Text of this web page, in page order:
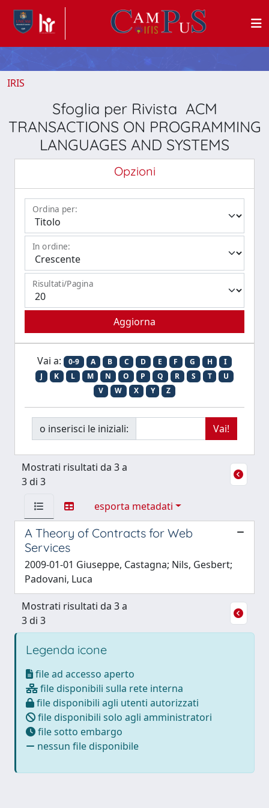
IRIS
Sfoglia per Rivista ACM
TRANSACTIONS ON PROGRAMMING
LANGUAGES AND SYSTEMS
Opzioni
Ordina per:
In ordine:
Risultati/Pagina
Vai a: 0-9 A B C D E F G H
I
J
K L M N O P Q R S T
U
V
W X Y Z
o inserisci le iniziali:
Mostrati risultati da 3 a
3 di 3
esporta metadati
A Theory of Contracts for Web
Services
2009-01-01 Giuseppe, Castagna; Nils, Gesbert;
Padovani, Luca
Mostrati risultati da 3 a
3 di 3
Legenda icone
file ad accesso aperto
file disponibili sulla rete interna
file disponibili agli utenti autorizzati
file disponibili solo agli amministratori
file sotto embargo
nessun file disponibile